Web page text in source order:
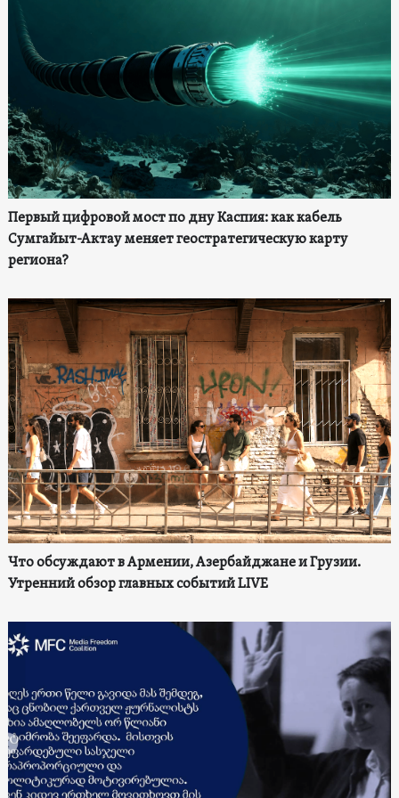
Первый цифровой мост по дну Каспия: как кабель
Сумгайыт-Актау меняет геостратегическую карту
региона?
Что обсуждают в Армении, Азербайджане и Грузии.
Утренний обзор главных событий LIVE